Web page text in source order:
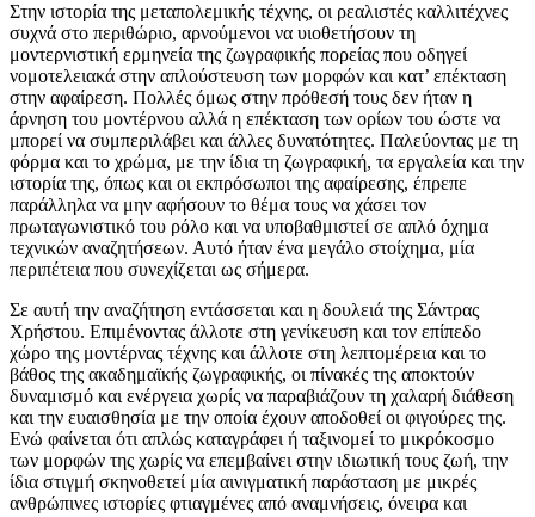
Στην ιστορία της μεταπολεμικής τέχνης, οι ρεαλιστές καλλιτέχνες
συχνά στο περιθώριο, αρνούμενοι να υιοθετήσουν τη
μοντερνιστική ερμηνεία της ζωγραφικής πορείας που οδηγεί
νομοτελειακά στην απλούστευση των μορφών και κατ’ επέκταση
στην αφαίρεση. Πολλές όμως στην πρόθεσή τους δεν ήταν η
άρνηση του μοντέρνου αλλά η επέκταση των ορίων του ώστε να
μπορεί να συμπεριλάβει και άλλες δυνατότητες. Παλεύοντας με τη
φόρμα και το χρώμα, με την ίδια τη ζωγραφική, τα εργαλεία και την
ιστορία της, όπως και οι εκπρόσωποι της αφαίρεσης, έπρεπε
παράλληλα να μην αφήσουν το θέμα τους να χάσει τον
πρωταγωνιστικό του ρόλο και να υποβαθμιστεί σε απλό όχημα
τεχνικών αναζητήσεων. Αυτό ήταν ένα μεγάλο στοίχημα, μία
περιπέτεια που συνεχίζεται ως σήμερα.
Σε αυτή την αναζήτηση εντάσσεται και η δουλειά της Σάντρας
Χρήστου. Επιμένοντας άλλοτε στη γενίκευση και τον επίπεδο
χώρο της μοντέρνας τέχνης και άλλοτε στη λεπτομέρεια και το
βάθος της ακαδημαϊκής ζωγραφικής, οι πίνακές της αποκτούν
δυναμισμό και ενέργεια χωρίς να παραβιάζουν τη χαλαρή διάθεση
και την ευαισθησία με την οποία έχουν αποδοθεί οι φιγούρες της.
Ενώ φαίνεται ότι απλώς καταγράφει ή ταξινομεί το μικρόκοσμο
των μορφών της χωρίς να επεμβαίνει στην ιδιωτική τους ζωή, την
ίδια στιγμή σκηνοθετεί μία αινιγματική παράσταση με μικρές
ανθρώπινες ιστορίες φτιαγμένες από αναμνήσεις, όνειρα και